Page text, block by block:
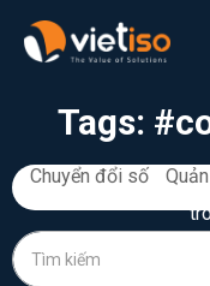
Tags:
Kiến thức, kinh
Chuyển đổi số